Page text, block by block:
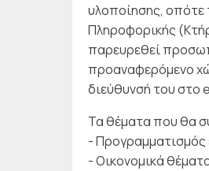
υλοποίησης, οπότε
Πληροφορικής
παρευρεθεί
προαναφερόμενο
διεύθυνσή του στο
Τα θέματα που θα
- Προγραμματισμός
- Οικονομικά